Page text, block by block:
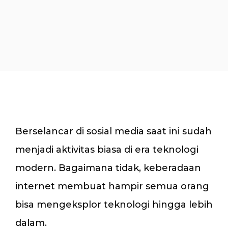
Berselancar di sosial media saat ini sudah
menjadi aktivitas biasa di era teknologi
modern. Bagaimana tidak, keberadaan
internet membuat hampir semua orang
bisa mengeksplor teknologi hingga lebih
dalam.